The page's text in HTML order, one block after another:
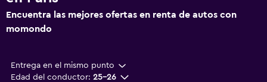
Encuentra las mejores ofertas en renta de autos con
momondo
Entrega en el mismo punto
Edad del conductor: 25-26